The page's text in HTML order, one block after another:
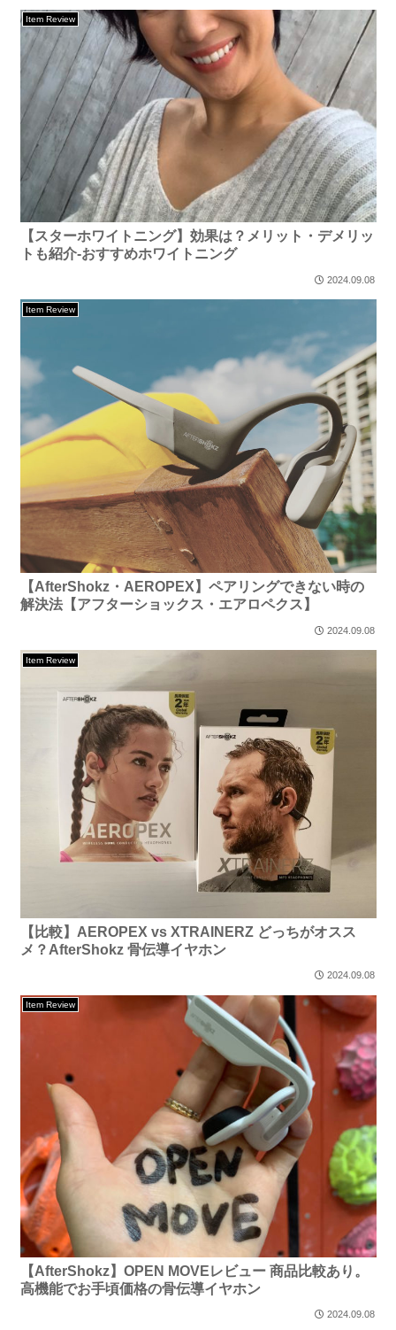
Item Review
【スターホワイトニング】効果は？メリット・デメリッ
トも紹介-おすすめホワイトニング
2024.09.08
Item Review
【AfterShokz・AEROPEX】ペアリングできない時の
解決法【アフターショックス・エアロペクス】
2024.09.08
Item Review
【比較】AEROPEX vs XTRAINERZ どっちがオスス
メ？AfterShokz 骨伝導イヤホン
2024.09.08
Item Review
【AfterShokz】OPEN MOVEレビュー 商品比較あり。
高機能でお手頃価格の骨伝導イヤホン
2024.09.08